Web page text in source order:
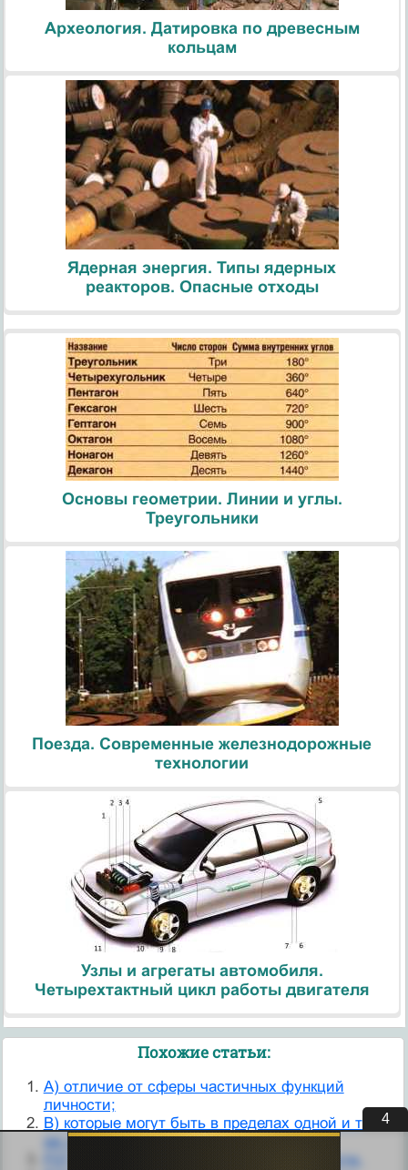
Археология. Датировка по древесным
кольцам
Ядерная энергия. Типы ядерных
реакторов. Опасные отходы
Основы геометрии. Линии и углы.
Треугольники
Поезда. Современные железнодорожные
технологии
Узлы и агрегаты автомобиля.
Четырехтактный цикл работы двигателя
Похожие статьи:
A) отличие от сферы частичных функций
личности;
B) которые могут быть в пределах одной и той
же личности;
F07.0 Органическое расстройство личности.
4